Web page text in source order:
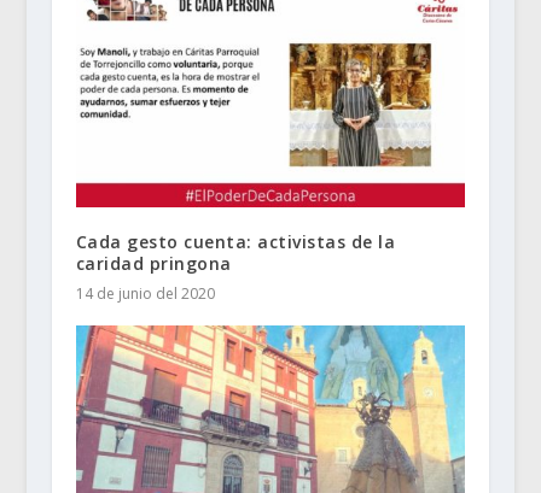
Cada gesto cuenta: activistas de la
caridad pringona
14 de junio del 2020